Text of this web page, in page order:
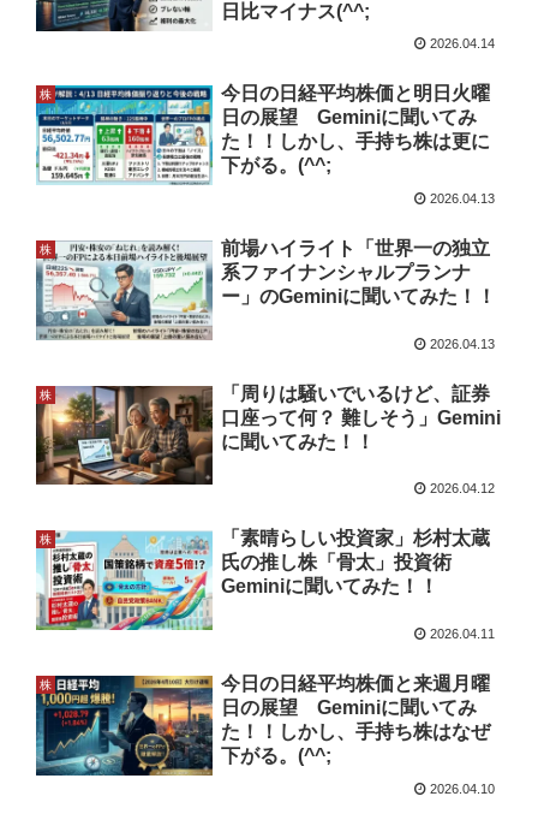
日比マイナス(^^;
2026.04.14
株
今日の日経平均株価と明日火曜
日の展望 Geminiに聞いてみ
た！！しかし、手持ち株は更に
下がる。(^^;
2026.04.13
株
前場ハイライト「世界一の独立
系ファイナンシャルプランナ
ー」のGeminiに聞いてみた！！
2026.04.13
株
「周りは騒いでいるけど、証券
口座って何？ 難しそう」Gemini
に聞いてみた！！
2026.04.12
株
「素晴らしい投資家」杉村太蔵
氏の推し株「骨太」投資術
Geminiに聞いてみた！！
2026.04.11
株
今日の日経平均株価と来週月曜
日の展望 Geminiに聞いてみ
た！！しかし、手持ち株はなぜ
下がる。(^^;
2026.04.10